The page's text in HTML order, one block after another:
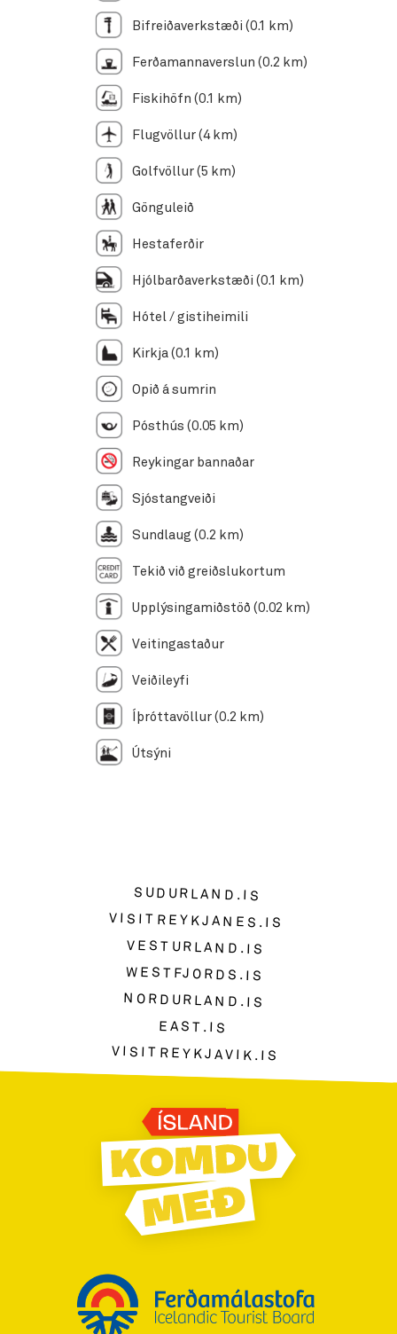
Bifreiðaverkstæði (0.1 km)
Ferðamannaverslun (0.2 km)
Fiskihöfn (0.1 km)
Flugvöllur (4 km)
Golfvöllur (5 km)
Gönguleið
Hestaferðir
Hjólbarðaverkstæði (0.1 km)
Hótel / gistiheimili
Kirkja (0.1 km)
Opið á sumrin
Pósthús (0.05 km)
Reykingar bannaðar
Sjóstangveiði
Sundlaug (0.2 km)
Tekið við greiðslukortum
Upplýsingamiðstöð (0.02 km)
Veitingastaður
Veiðileyfi
Íþróttavöllur (0.2 km)
Útsýni
SUDURLAND.IS
VISITREYKJANES.IS
VESTURLAND.IS
WESTFJORDS.IS
NORDURLAND.IS
EAST.IS
VISITREYKJAVIK.IS